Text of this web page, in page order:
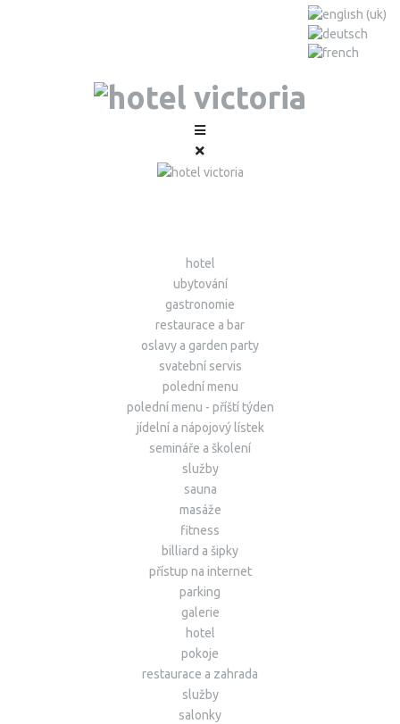
hotel
ubytování
gastronomie
restaurace a bar
oslavy a garden party
svatební servis
polední menu
polední menu - příští týden
jídelní a nápojový lístek
semináře a školení
služby
sauna
masáže
fitness
billiard a šipky
přístup na internet
parking
galerie
hotel
pokoje
restaurace a zahrada
služby
salonky